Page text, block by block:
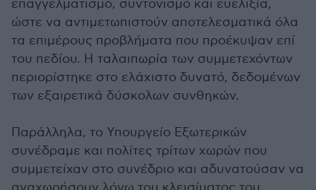
επαγγελματισμό, συντονισμό και ευελιξία,
ώστε να αντιμετωπιστούν αποτελεσματικά όλα
τα επιμέρους προβλήματα που προέκυψαν επί
του πεδίου. Η ταλαιπωρία των συμμετεχόντων
περιορίστηκε στο ελάχιστο δυνατό, δεδομένων
των εξαιρετικά δύσκολων συνθηκών.
Παράλληλα, το Υπουργείο Εξωτερικών
συνέδραμε και πολίτες τρίτων χωρών που
συμμετείχαν στο συνέδριο και αδυνατούσαν να